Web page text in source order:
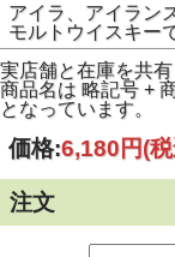
アイラ、アイラン
モルトウイスキー
実店舗と在庫を共
商品名は 略記号 +
となっています。
価格:6,180円(
注文